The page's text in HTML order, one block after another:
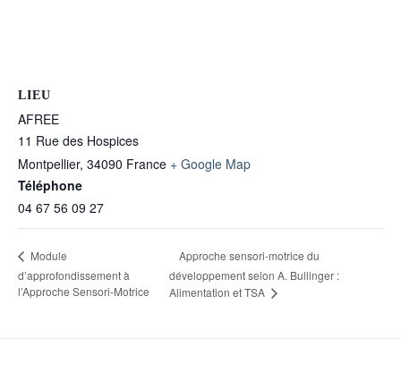
LIEU
AFREE
11 Rue des Hospices
Montpellier, 34090 France + Google Map
Téléphone
04 67 56 09 27
Module
d’approfondissement à
l’Approche Sensori-Motrice
Approche sensori-motrice du
développement selon A. Bullinger :
Alimentation et TSA